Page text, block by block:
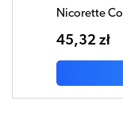
Nicorette
45,32 zł